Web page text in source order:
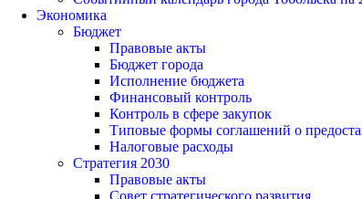
Экономика
Бюджет
Правовые акты
Бюджет города
Исполнение бюджета
Финансовый контроль
Контроль в сфере закупок
Типовые формы соглашений о
Налоговые расходы
Стратегия 2030
Правовые акты
Совет стратегического развития